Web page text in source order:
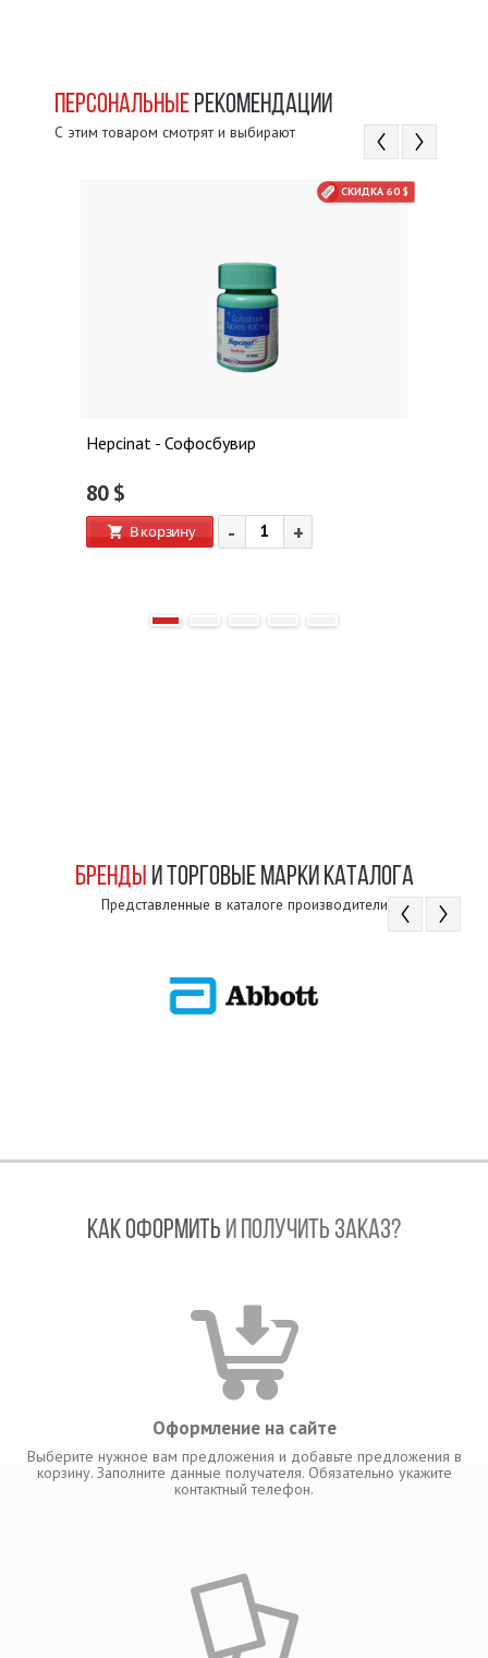
ПЕРСОНАЛЬНЫЕ РЕКОМЕНДАЦИИ
С этим товаром смотрят и выбирают
Hepcinat - Софосбувир
80 $
В корзину - +
СКИДКА 60 $
БРЕНДЫ И ТОРГОВЫЕ МАРКИ КАТАЛОГА
Представленные в каталоге производители
КАК ОФОРМИТЬ И ПОЛУЧИТЬ ЗАКАЗ?
Оформление на сайте
Выберите нужное вам предложения и добавьте предложения в
корзину. Заполните данные получателя. Обязательно укажите
контактный телефон.